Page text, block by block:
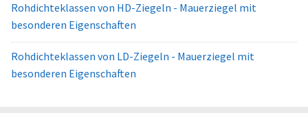
Rohdichteklassen von HD-Ziegeln - Mauerziegel mit
besonderen Eigenschaften
Rohdichteklassen von LD-Ziegeln - Mauerziegel mit
besonderen Eigenschaften